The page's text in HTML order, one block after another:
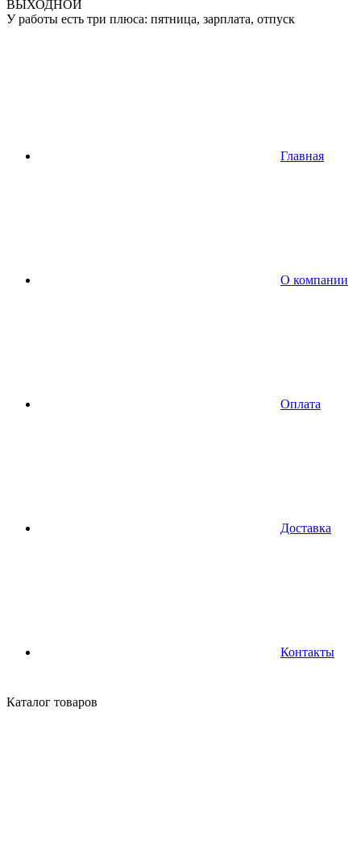
ВЫХОДНОЙ
У работы есть три плюса: пятница, зарплата, отпуск
Главная
О компании
Оплата
Доставка
Контакты
Каталог товаров